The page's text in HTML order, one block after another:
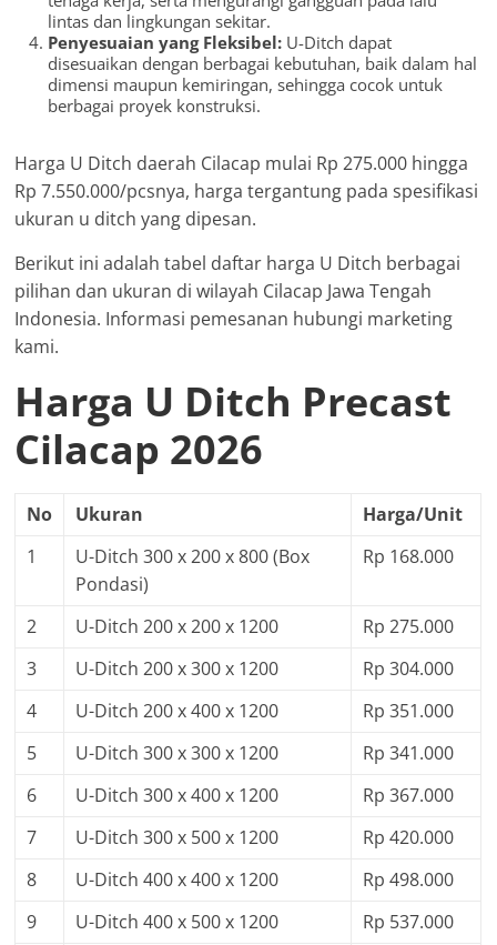
lintas dan lingkungan sekitar.
Penyesuaian yang Fleksibel: U-Ditch dapat
disesuaikan dengan berbagai kebutuhan, baik dalam hal
dimensi maupun kemiringan, sehingga cocok untuk
berbagai proyek konstruksi.
Harga U Ditch daerah Cilacap mulai Rp 275.000 hingga
Rp 7.550.000/pcsnya, harga tergantung pada spesifikasi
ukuran u ditch yang dipesan.
Berikut ini adalah tabel daftar harga U Ditch berbagai
pilihan dan ukuran di wilayah Cilacap Jawa Tengah
Indonesia. Informasi pemesanan hubungi marketing
kami.
Harga U Ditch Precast
Cilacap 2026
No Ukuran
Harga/Unit
1
U-Ditch 300 x 200 x 800 (Box
Pondasi)
Rp 168.000
2 U-Ditch 200 x 200 x 1200
Rp 275.000
3
U-Ditch 200 x 300 x 1200
Rp 304.000
4
U-Ditch 200 x 400 x 1200
Rp 351.000
5
U-Ditch 300 x 300 x 1200
Rp 341.000
6
U-Ditch 300 x 400 x 1200
Rp 367.000
7
U-Ditch 300 x 500 x 1200
Rp 420.000
8
U-Ditch 400 x 400 x 1200
Rp 498.000
9
U-Ditch 400 x 500 x 1200
Rp 537.000